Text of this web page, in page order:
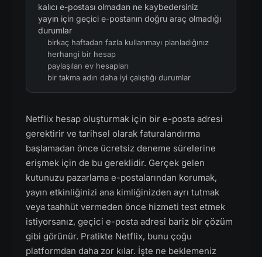
kalıcı e-postası olmadan ne kaybedersiniz
yayın için geçici e-postanın doğru araç olmadığı
durumlar
birkaç haftadan fazla kullanmayı planladığınız
herhangi bir hesap
paylaşılan ev hesapları
bir takma adın daha iyi çalıştığı durumlar
Netflix hesap oluşturmak için bir e-posta adresi
gerektirir ve tarihsel olarak faturalandırma
başlamadan önce ücretsiz deneme sürelerine
erişmek için de bu gereklidir. Gerçek gelen
kutunuzu pazarlama e-postalarından korumak,
yayın etkinliğinizi ana kimliğinizden ayrı tutmak
veya taahhüt vermeden önce hizmeti test etmek
istiyorsanız, geçici e-posta adresi bariz bir çözüm
gibi görünür. Pratikte Netflix, bunu çoğu
platformdan daha zor kılar. İşte ne beklemeniz